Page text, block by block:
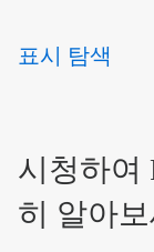
표시 탐색
시청하여
히 알아